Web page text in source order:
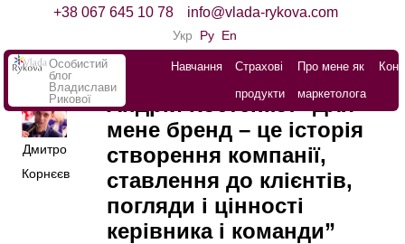
+38 067 645 10 78 info@vlada-rykova.com
Укр Ру En
Особистий
блог
Владислави
Рикової
Навчання
Страхові
продукти
Про мене як
маркетолога
Дмитро
Корнєєв
Андрій Костенко: “Для
мене бренд – це історія
створення компанії,
ставлення до клієнтів,
погляди і цінності
керівника і команди”